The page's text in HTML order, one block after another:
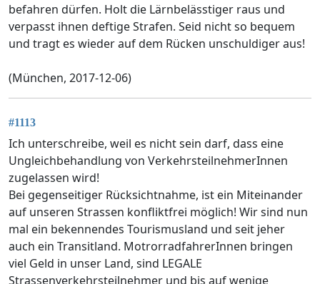
befahren dürfen. Holt die Lärnbelässtiger raus und
verpasst ihnen deftige Strafen. Seid nicht so bequem
und tragt es wieder auf dem Rücken unschuldiger aus!
(München, 2017-12-06)
#1113
Ich unterschreibe, weil es nicht sein darf, dass eine
Ungleichbehandlung von VerkehrsteilnehmerInnen
zugelassen wird!
Bei gegenseitiger Rücksichtnahme, ist ein Miteinander
auf unseren Strassen konfliktfrei möglich! Wir sind nun
mal ein bekennendes Tourismusland und seit jeher
auch ein Transitland. MotrorradfahrerInnen bringen
viel Geld in unser Land, sind LEGALE
Strassenverkehrsteilnehmer und bis auf wenige